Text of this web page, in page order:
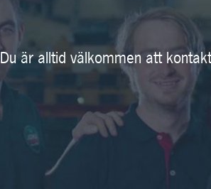
Du är alltid välkommen att